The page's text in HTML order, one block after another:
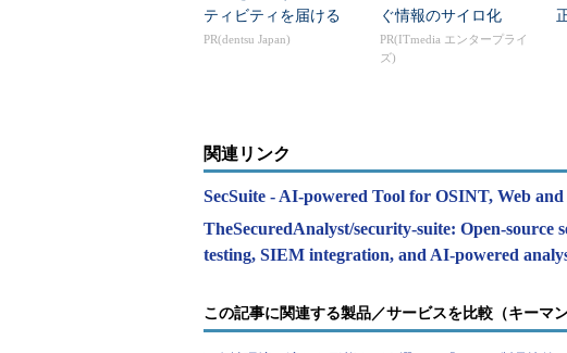
ティビティを届ける
PR(dentsu Japan)
ぐ情報のサイロ化
PR(ITmedia エンタープライ
ズ)
関連リンク
SecSuite - AI-powered Tool for OSINT, Web
TheSecuredAnalyst/security-suite: Open-
testing, SIEM integration, and AI-powered
この記事に関連する製品／サービスを比較（キーマン